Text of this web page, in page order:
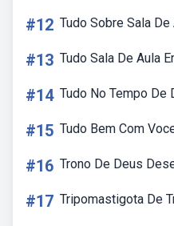
#12 Tudo Sobre Sala De
#13 Tudo Sala De Aula
#14 Tudo No Tempo De
#15 Tudo Bem Com
#16 Trono De Deus
#17 Tripomastigota De